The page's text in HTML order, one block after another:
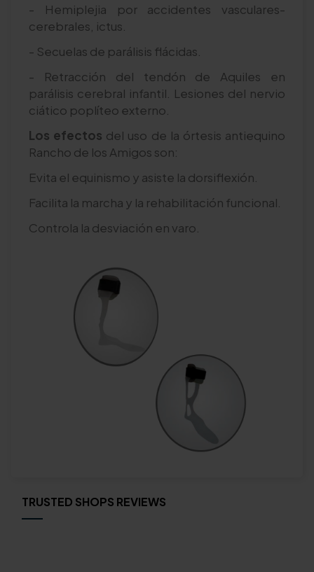
- Hemiplejia por accidentes vasculares-
cerebrales, ictus.
- Secuelas de parálisis flácidas.
- Retracción del tendón de Aquiles en
parálisis cerebral infantil. Lesiones del nervio
ciático poplíteo externo.
Los efectos del uso de la órtesis antiequino
Rancho de los Amigos son:
Evita el equinismo y asiste la dorsiflexión.
Facilita la marcha y la rehabilitación funcional.
Controla la desviación en varo.
TRUSTED SHOPS REVIEWS